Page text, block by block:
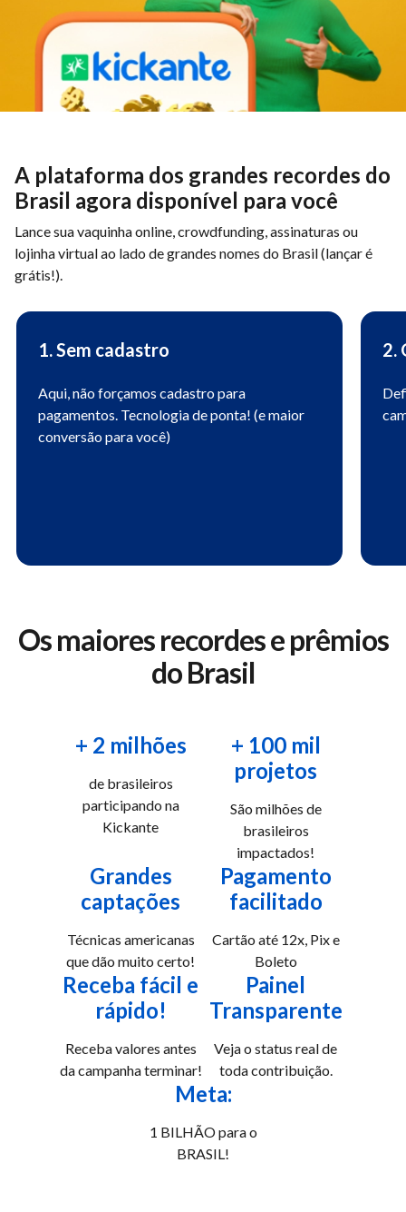
A plataforma dos grandes recordes do
Brasil agora disponível para você
Lance sua vaquinha online, crowdfunding, assinaturas ou
lojinha virtual ao lado de grandes nomes do Brasil (lançar é
grátis!).
1. Sem cadastro
Aqui, não forçamos cadastro para
pagamentos. Tecnologia de ponta! (e maior
conversão para você)
2.
Os maiores recordes e prêmios
do Brasil
+ 2 milhões
de brasileiros
participando na
Kickante
+ 100 mil
projetos
São milhões de
brasileiros
impactados!
Grandes
captações
Técnicas americanas
que dão muito certo!
Pagamento
facilitado
Cartão até 12x, Pix e
Boleto
Receba fácil e
rápido!
Receba valores antes
da campanha terminar!
Painel
Transparente
Veja o status real de
toda contribuição.
Meta:
1 BILHÃO para o
BRASIL!